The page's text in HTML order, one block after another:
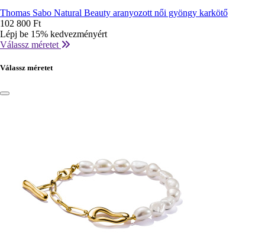
Thomas Sabo Natural Beauty aranyozott női gyöngy karkötő
102 800 Ft
Lépj be 15% kedvezményért
Válassz méretet
Válassz méretet